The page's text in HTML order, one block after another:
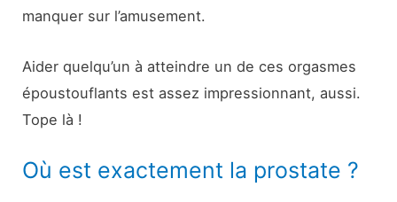
manquer sur l’amusement.
Aider quelqu’un à atteindre un de ces orgasmes
époustouflants est assez impressionnant, aussi.
Tope là !
Où est exactement la prostate ?